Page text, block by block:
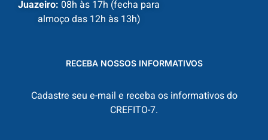
Juazeiro: 08h às 17h (fecha para
almoço das 12h às 13h)
RECEBA NOSSOS INFORMATIVOS
Cadastre seu e-mail e receba os informativos do
CREFITO-7.